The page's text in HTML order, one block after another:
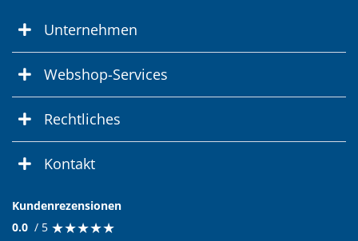
Unternehmen
Webshop-Services
Rechtliches
Kontakt
Kundenrezensionen
0.0 / 5 ★★★★★
★★★★★